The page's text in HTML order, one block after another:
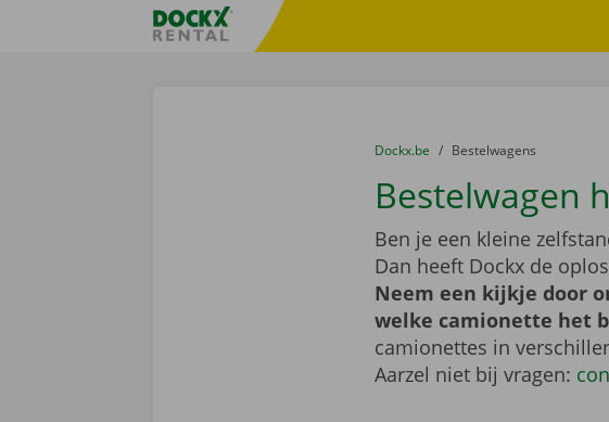
Taalselectie overslaanFratello DEMO
U bevindt zich hier:
van
Dockx.be naar
Bestelwagens
Bestelwagen
Ben je een kleine
Dan heeft Dockx de
Neem een kijkje door
welke camionette het
camionettes in
Aarzel niet bij vragen: